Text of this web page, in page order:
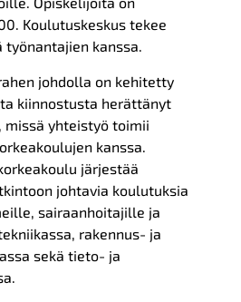
Koulutuskeskus tekee
kanssa.
johdolla on kehitetty
kiinnostusta herättänyt
missä yhteistyö toimii
kanssa.
järjestää
johtavia koulutuksia
sairaanhoitajille ja
rakennus- ja
sekä tieto- ja